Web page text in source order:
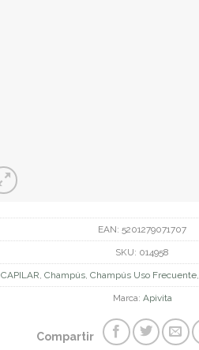
EAN:5201279071707
SKU: 014958
CAPILAR, Champús, Champús Uso Frecuente,
Marca: Apivita
Compartir